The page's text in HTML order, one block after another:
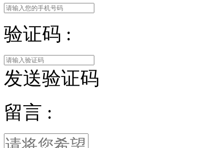
验证码 :
发送验证码
留言 :